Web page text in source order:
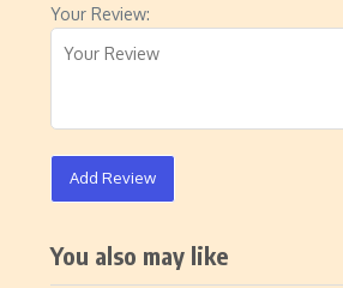
Your Review:
Add Review
You also may like